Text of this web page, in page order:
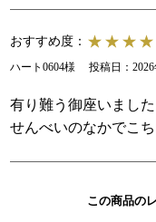
おすすめ度：
ハート0604様 投稿日：
有り難う御座いまし
せんべいのなかでこ